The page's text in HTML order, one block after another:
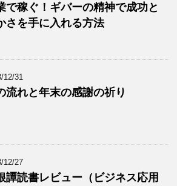
で稼ぐ！ギバーの精神で成功と
さを手に入れる方法
12/31
流れと年末の感謝の祈り
12/27
譚読書レビュー（ビジネス応用